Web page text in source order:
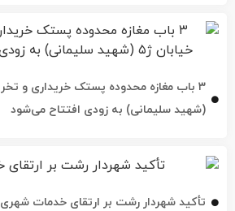
(شهید سلیمانی) به زودی افتتاح می‌شود
تأکید شهردار رشت بر ارتقای خدمات شهری